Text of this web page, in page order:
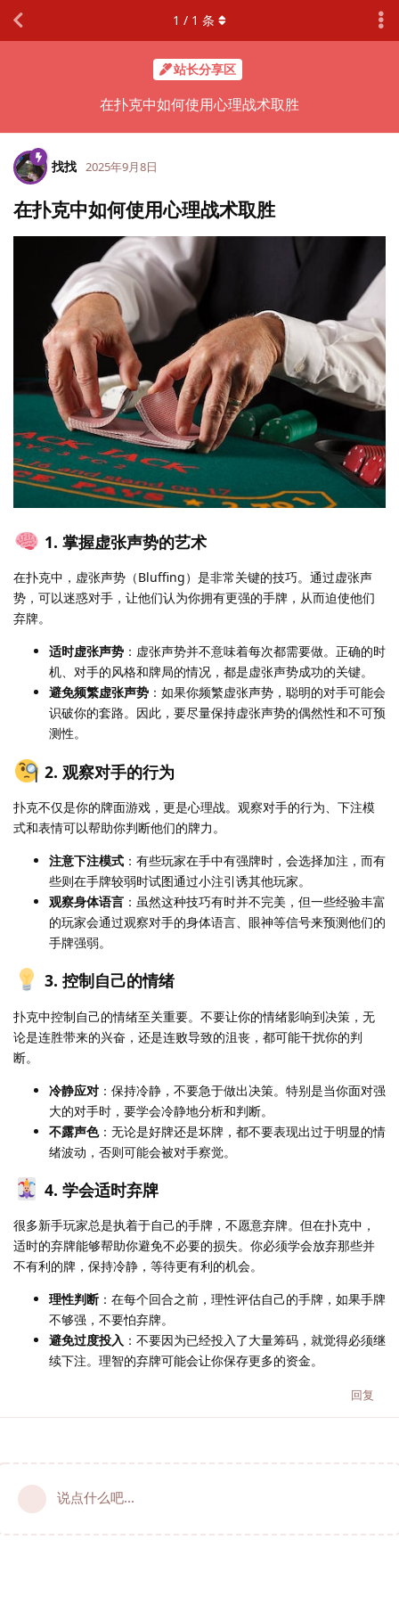
站长分享区
在扑克中如何使用心理战术取胜
1 / 1 条
找找 2025年9月8日
在扑克中如何使用心理战术取胜
1. 掌握虚张声势的艺术
在扑克中，虚张声势（Bluffing）是非常关键的技巧。通过虚张声
势，可以迷惑对手，让他们认为你拥有更强的手牌，从而迫使他们
弃牌。
适时虚张声势 ：虚张声势并不意味着每次都需要做。正确的时
机、对手的风格和牌局的情况，都是虚张声势成功的关键。
避免频繁虚张声势 ：如果你频繁虚张声势，聪明的对手可能会
识破你的套路。因此，要尽量保持虚张声势的偶然性和不可预
测性。
2. 观察对手的行为
扑克不仅是你的牌面游戏，更是心理战。观察对手的行为、下注模
式和表情可以帮助你判断他们的牌力。
注意下注模式 ：有些玩家在手中有强牌时，会选择加注，而有
些则在手牌较弱时试图通过小注引诱其他玩家。
观察身体语言 ：虽然这种技巧有时并不完美，但一些经验丰富
的玩家会通过观察对手的身体语言、眼神等信号来预测他们的
手牌强弱。
3. 控制自己的情绪
扑克中控制自己的情绪至关重要。不要让你的情绪影响到决策，无
论是连胜带来的兴奋，还是连败导致的沮丧，都可能干扰你的判
断。
冷静应对 ：保持冷静，不要急于做出决策。特别是当你面对强
大的对手时，要学会冷静地分析和判断。
不露声色：无论是好牌还是坏牌，都不要表现出过于明显的情
绪波动，否则可能会被对手察觉。
4. 学会适时弃牌
很多新手玩家总是执着于自己的手牌，不愿意弃牌。但在扑克中，
适时的弃牌能够帮助你避免不必要的损失。你必须学会放弃那些并
不有利的牌，保持冷静，等待更有利的机会。
理性判断 ：在每个回合之前，理性评估自己的手牌，如果手牌
不够强，不要怕弃牌。
避免过度投入 ：不要因为已经投入了大量筹码，就觉得必须继
续下注。理智的弃牌可能会让你保存更多的资金。
回复
说点什么吧...